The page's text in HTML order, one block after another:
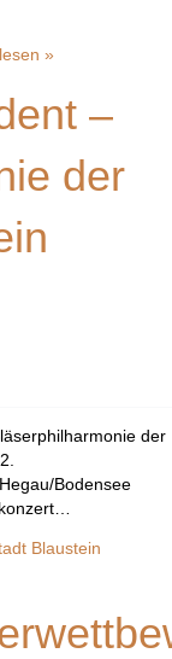
»
–
der
der
Bodensee
Blaustein